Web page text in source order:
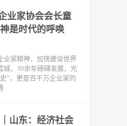
业家协会会长童
是时代的呼唤
业家精神，加快建设世界
城，30余年磅礴发展，光
”，更是百千万企业家的
山东：经济社会